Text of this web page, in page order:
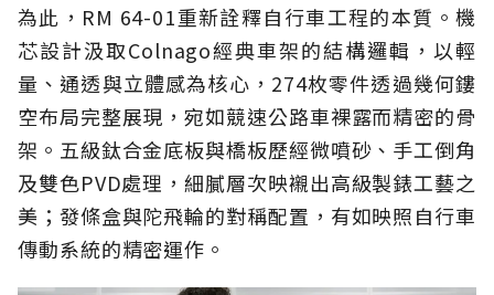
為此，RM 64-01重新詮釋自行車工程的本質。機
芯設計汲取Colnago經典車架的結構邏輯，以輕
量、通透與立體感為核心，274枚零件透過幾何鏤
空布局完整展現，宛如競速公路車裸露而精密的骨
架。五級鈦合金底板與橋板歷經微噴砂、手工倒角
及雙色PVD處理，細膩層次映襯出高級製錶工藝之
美；發條盒與陀飛輪的對稱配置，有如映照自行車
傳動系統的精密運作。